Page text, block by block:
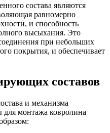
состава являются
равномерно
и способность
высыхания. Это
при небольших
покрытия, и обеспечивает
составов
и механизма
для монтажа ковролина